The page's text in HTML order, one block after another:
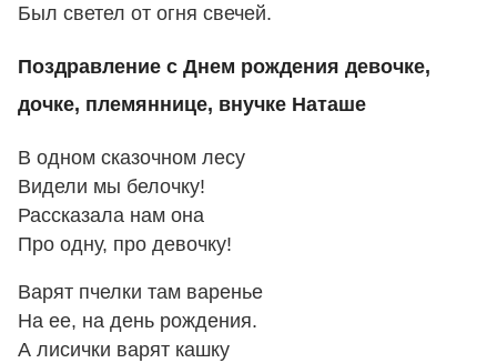
Был светел от огня свечей.
Поздравление с Днем рождения девочке,
дочке, племяннице, внучке Наташе
В одном сказочном лесу
Видели мы белочку!
Рассказала нам она
Про одну, про девочку!
Варят пчелки там варенье
На ее, на день рождения.
А лисички варят кашку